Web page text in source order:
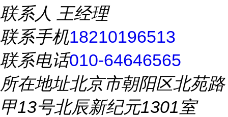
联系人 王经理
联系手机18210196513
联系电话010-64646565
所在地址北京市朝阳区北苑路
甲13号北辰新纪元1301室